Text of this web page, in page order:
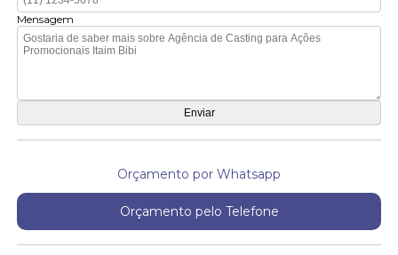
Mensagem
Orçamento por Whatsapp
Orçamento pelo Telefone